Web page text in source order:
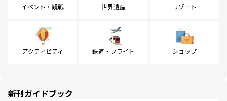
イベント・観戦 世界遺産 リゾート
アクティビティ 鉄道・フライト ショップ
新刊ガイドブック